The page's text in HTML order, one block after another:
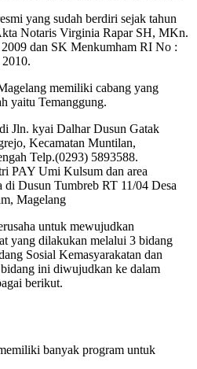
yang sudah berdiri sejak tahun
Notaris Virginia Rapar SH, MKn.
dan SK Menkumham RI No :
memiliki cabang yang
yaitu Temanggung.
Jln. kyai Dalhar Dusun Gatak
Kecamatan Muntilan,
Telp.(0293) 5893588.
PAY Umi Kulsum dan area
di Dusun Tumbreb RT 11/04 Desa
Magelang
untuk mewujudkan
yang dilakukan melalui 3 bidang
Sosial Kemasyarakatan dan
ini diwujudkan ke dalam
berikut.
banyak program untuk